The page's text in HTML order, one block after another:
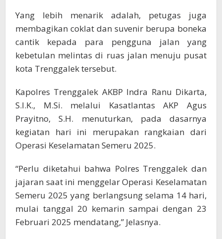
Yang lebih menarik adalah, petugas juga
membagikan coklat dan suvenir berupa boneka
cantik kepada para pengguna jalan yang
kebetulan melintas di ruas jalan menuju pusat
kota Trenggalek tersebut.
Kapolres Trenggalek AKBP Indra Ranu Dikarta,
S.I.K., M.Si. melalui Kasatlantas AKP Agus
Prayitno, S.H. menuturkan, pada dasarnya
kegiatan hari ini merupakan rangkaian dari
Operasi Keselamatan Semeru 2025.
“Perlu diketahui bahwa Polres Trenggalek dan
jajaran saat ini menggelar Operasi Keselamatan
Semeru 2025 yang berlangsung selama 14 hari,
mulai tanggal 20 kemarin sampai dengan 23
Februari 2025 mendatang,” Jelasnya.